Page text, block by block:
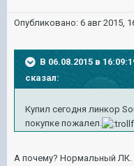
Опубликовано: 6 авг 2015,
В 06.08.2015 в
сказал:
Купил сегодня линкор
покупке пожалел.
А почему? Нормальный ЛК.